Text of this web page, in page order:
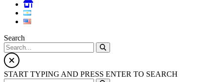
Search
START TYPING AND PRESS ENTER TO SEARCH